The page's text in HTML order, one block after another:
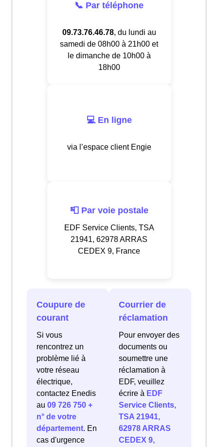
📞 Par téléphone
09.73.76.46.78, du lundi au
samedi de 08h00 à 21h00 et
le dimanche de 10h00 à
18h00
💻 En ligne
via l’espace client Engie
📮 Par voie postale
EDF Service Clients, TSA
21941, 62978 ARRAS
CEDEX 9, France
Coupure de
courant
Si vous
rencontrez un
problème lié à
votre réseau
électrique,
contactez Enedis
au 09 726 750 +
n° de votre
département. En
cas d'urgence
Courrier de
réclamation
Pour envoyer des
documents ou
soumettre une
réclamation à
EDF, veuillez
écrire à EDF
Service Clients,
TSA 21941,
62978 ARRAS
CEDEX 9,